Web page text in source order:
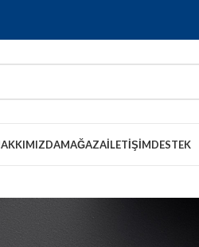
MAĞAZAİLETIŞIMDESTEK